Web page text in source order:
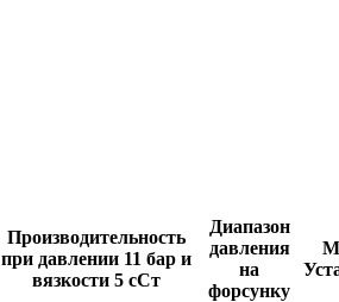
Производительность
при давлении 11 бар и
вязкости 5 сСт
Диапазон
давления
на
форсунку